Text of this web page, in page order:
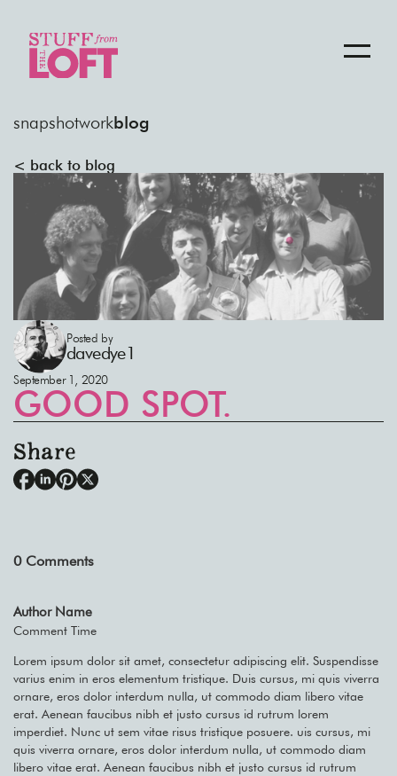
snapshotworkblog
< back to blog
Posted by
davedye1
September 1, 2020
GOOD SPOT.
Share
0Comments
Author Name
Comment Time
Lorem ipsum dolor sit amet, consectetur adipiscing elit. Suspendisse
varius enim in eros elementum tristique. Duis cursus, mi quis viverra
ornare, eros dolor interdum nulla, ut commodo diam libero vitae
erat. Aenean faucibus nibh et justo cursus id rutrum lorem
imperdiet. Nunc ut sem vitae risus tristique posuere. uis cursus, mi
quis viverra ornare, eros dolor interdum nulla, ut commodo diam
libero vitae erat. Aenean faucibus nibh et justo cursus id rutrum